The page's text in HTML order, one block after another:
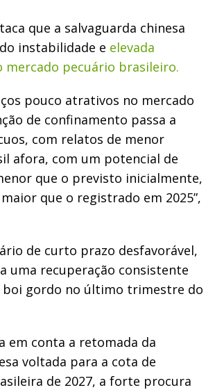
que a salvaguarda chinesa
instabilidade e elevada
mercado pecuário brasileiro.
pouco atrativos no mercado
de confinamento passa a
com relatos de menor
afora, com um potencial de
que o previsto inicialmente,
que o registrado em 2025”,
de curto prazo desfavorável,
uma recuperação consistente
boi gordo no último trimestre do
em conta a retomada da
voltada para a cota de
de 2027, a forte procura